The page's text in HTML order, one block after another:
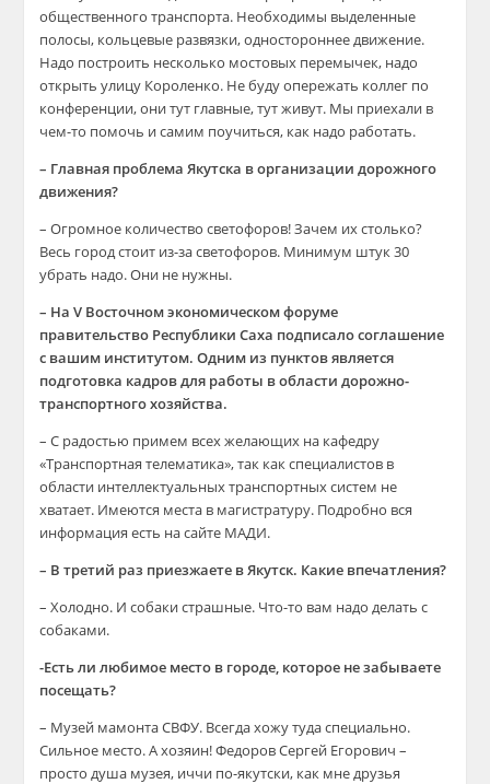
общественного транспорта. Необходимы выделенные
полосы, кольцевые развязки, одностороннее движение.
Надо построить несколько мостовых перемычек, надо
открыть улицу Короленко. Не буду опережать коллег по
конференции, они тут главные, тут живут. Мы приехали в
чем-то помочь и самим поучиться, как надо работать.
– Главная проблема Якутска в организации дорожного
движения?
– Огромное количество светофоров! Зачем их столько?
Весь город стоит из-за светофоров. Минимум штук 30
убрать надо. Они не нужны.
– На V Восточном экономическом форуме
правительство Республики Саха подписало соглашение
с вашим институтом. Одним из пунктов является
подготовка кадров для работы в области дорожно-
транспортного хозяйства.
– С радостью примем всех желающих на кафедру
«Транспортная телематика», так как специалистов в
области интеллектуальных транспортных систем не
хватает. Имеются места в магистратуру. Подробно вся
информация есть на сайте МАДИ.
– В третий раз приезжаете в Якутск. Какие впечатления?
– Холодно. И собаки страшные. Что-то вам надо делать с
собаками.
-Есть ли любимое место в городе, которое не забываете
посещать?
– Музей мамонта СВФУ. Всегда хожу туда специально.
Сильное место. А хозяин! Федоров Сергей Егорович –
просто душа музея, иччи по-якутски, как мне друзья